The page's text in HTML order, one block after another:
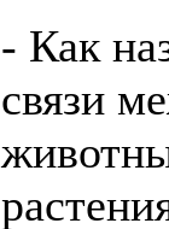
- Как
связи